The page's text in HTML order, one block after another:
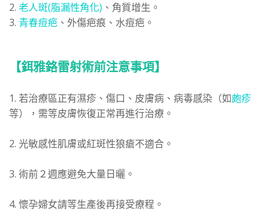
2. 老人斑(脂漏性角化) 、角質增生。
3. 青春痘疤 、外傷疤痕、水痘疤。
【鉺雅鉻雷射術前注意事項】
1. 若治療區正有濕疹、傷口、皮膚病、病毒感染（如皰疹
等），需等皮膚恢復正常再進行治療。
2. 光敏感性肌膚或紅斑性狼瘡不適合。
3. 術前２週應避免大量日曬。
4. 懷孕婦女請等生產後再接受療程。